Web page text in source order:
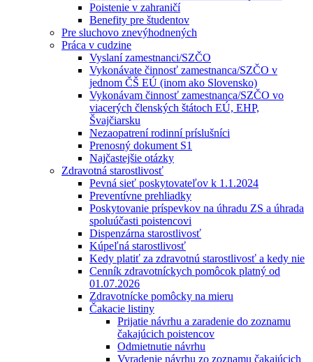
Poistenie v zahraničí
Benefity pre študentov
Pre sluchovo znevýhodnených
Práca v cudzine
Vyslaní zamestnanci/SZČO
Vykonávate činnosť zamestnanca/SZČO v
jednom ČŠ EÚ (inom ako Slovensko)
Vykonávam činnosť zamestnanca/SZČO vo
viacerých členských štátoch EÚ, EHP,
Švajčiarsku
Nezaopatrení rodinní príslušníci
Prenosný dokument S1
Najčastejšie otázky
Zdravotná starostlivosť
Pevná sieť poskytovateľov k 1.1.2024
Preventívne prehliadky
Poskytovanie príspevkov na úhradu ZS a úhrada
spoluúčasti poistencovi
Dispenzárna starostlivosť
Kúpeľná starostlivosť
Kedy platiť za zdravotnú starostlivosť a kedy nie
Cenník zdravotníckych pomôcok platný od
01.07.2026
Zdravotnícke pomôcky na mieru
Čakacie listiny
Prijatie návrhu a zaradenie do zoznamu
čakajúcich poistencov
Odmietnutie návrhu
Vyradenie návrhu zo zoznamu čakajúcich